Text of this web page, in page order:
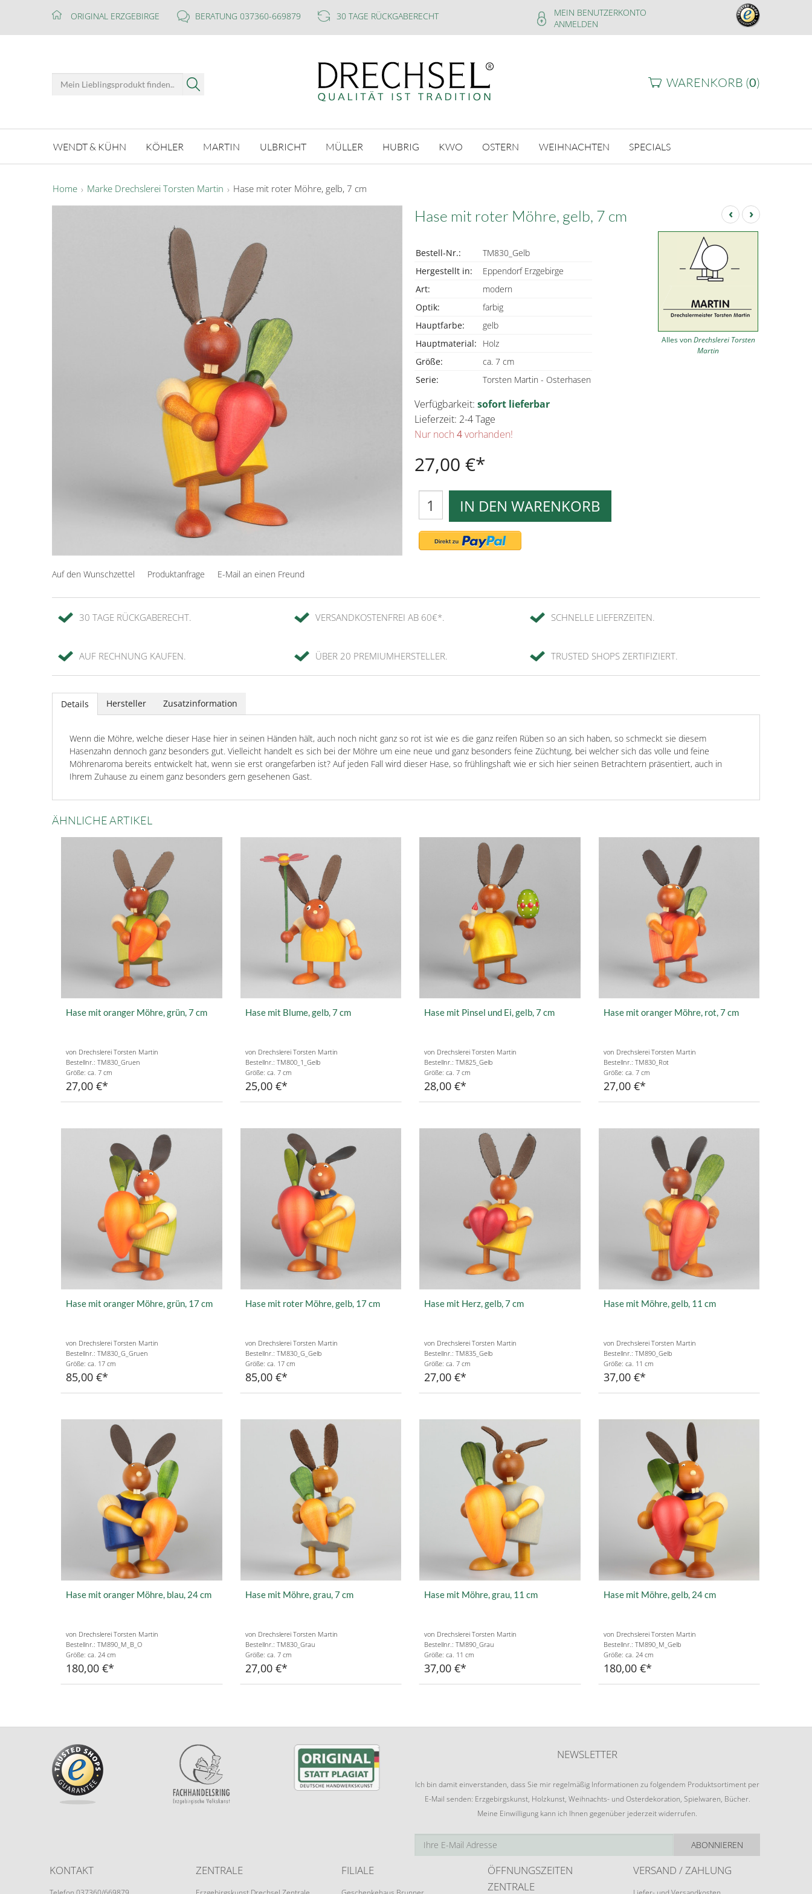
ORIGINAL ERZGEBIRGE BERATUNG 037360-669879 30 TAGE RÜCKGABERECHT
MEIN BENUTZERKONTO
ANMELDEN
WARENKORB (0)
WENDT & KÜHN KÖHLER MARTIN ULBRICHT MÜLLER HUBRIG KWO OSTERN WEIHNACHTEN SPECIALS
Home Marke Drechslerei Torsten Martin Hase mit roter Möhre, gelb, 7 cm
‹ ›
Hase mit roter Möhre, gelb, 7 cm
Bestell-Nr.:
TM830_Gelb
Hergestellt in:
Eppendorf Erzgebirge
Art:
modern
Optik:
farbig
Hauptfarbe:
gelb
Hauptmaterial:
Holz
Größe:
ca. 7 cm
Serie:
Torsten Martin - Osterhasen
Alles vonDrechslerei Torsten
Martin
Verfügbarkeit: sofort lieferbar
Lieferzeit: 2-4 Tage
Nur noch 4vorhanden!
27,00 €
IN DEN WARENKORB
Auf den Wunschzettel Produktanfrage E-Mail an einen Freund
30 TAGE RÜCKGABERECHT. VERSANDKOSTENFREI AB 60€*. SCHNELLE LIEFERZEITEN.
AUF RECHNUNG KAUFEN. ÜBER 20 PREMIUMHERSTELLER. TRUSTED SHOPS ZERTIFIZIERT.
Details Hersteller Zusatzinformation
Wenn die Möhre, welche dieser Hase hier in seinen Händen hält, auch noch nicht ganz so rot ist wie es die ganz reifen Rüben so an sich haben, so schmeckt sie diesem
Hasenzahn dennoch ganz besonders gut. Vielleicht handelt es sich bei der Möhre um eine neue und ganz besonders feine Züchtung, bei welcher sich das volle und feine
Möhrenaroma bereits entwickelt hat, wenn sie erst orangefarben ist? Auf jeden Fall wird dieser Hase, so frühlingshaft wie er sich hier seinen Betrachtern präsentiert, auch in
Ihrem Zuhause zu einem ganz besonders gern gesehenen Gast.
ÄHNLICHE ARTIKEL
Hase mit oranger Möhre, grün, 7 cm
von Drechslerei Torsten Martin
Bestellnr.: TM830_Gruen
Größe: ca. 7 cm
27,00 €
Hase mit Blume, gelb, 7 cm
von Drechslerei Torsten Martin
Bestellnr.: TM800_1_Gelb
Größe: ca. 7 cm
25,00 €
Hase mit Pinsel und Ei, gelb, 7 cm
von Drechslerei Torsten Martin
Bestellnr.: TM825_Gelb
Größe: ca. 7 cm
28,00 €
Hase mit oranger Möhre, rot, 7 cm
von Drechslerei Torsten Martin
Bestellnr.: TM830_Rot
Größe: ca. 7 cm
27,00 €
Hase mit oranger Möhre, grün, 17 cm
von Drechslerei Torsten Martin
Bestellnr.: TM830_G_Gruen
Größe: ca. 17 cm
85,00 €
Hase mit roter Möhre, gelb, 17 cm
von Drechslerei Torsten Martin
Bestellnr.: TM830_G_Gelb
Größe: ca. 17 cm
85,00 €
Hase mit Herz, gelb, 7 cm
von Drechslerei Torsten Martin
Bestellnr.: TM835_Gelb
Größe: ca. 7 cm
27,00 €
Hase mit Möhre, gelb, 11 cm
von Drechslerei Torsten Martin
Bestellnr.: TM890_Gelb
Größe: ca. 11 cm
37,00 €
Hase mit oranger Möhre, blau, 24 cm
von Drechslerei Torsten Martin
Bestellnr.: TM890_M_B_O
Größe: ca. 24 cm
180,00 €
Hase mit Möhre, grau, 7 cm
von Drechslerei Torsten Martin
Bestellnr.: TM830_Grau
Größe: ca. 7 cm
27,00 €
Hase mit Möhre, grau, 11 cm
von Drechslerei Torsten Martin
Bestellnr.: TM890_Grau
Größe: ca. 11 cm
37,00 €
Hase mit Möhre, gelb, 24 cm
von Drechslerei Torsten Martin
Bestellnr.: TM890_M_Gelb
Größe: ca. 24 cm
180,00 €
NEWSLETTER
Ich bin damit einverstanden, dass Sie mir regelmäßig Informationen zu folgendem Produktsortiment per
E-Mail senden: Erzgebirgskunst, Holzkunst, Weihnachts- und Osterdekoration, Spielwaren, Bücher.
Meine Einwilligung kann ich Ihnen gegenüber jederzeit widerrufen.
ABONNIEREN
KONTAKT ZENTRALE FILIALE
ÖFFNUNGSZEITEN
ZENTRALE
VERSAND / ZAHLUNG